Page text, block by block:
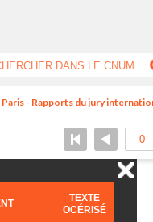
- Rapports du jury
TEXTE
OCÉRISÉ